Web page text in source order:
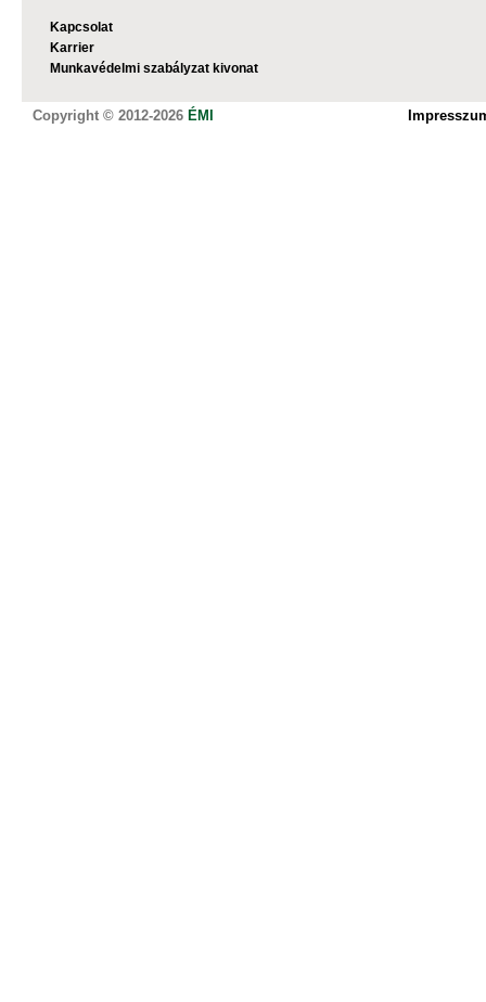
Kapcsolat
Karrier
Munkavédelmi szabályzat kivonat
Copyright © 2012-2026 ÉMI